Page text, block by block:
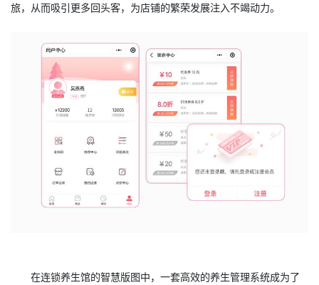
旅，从而吸引更多回头客，为店铺的繁荣发展注入不竭动力。
在连锁养生馆的智慧版图中，一套高效的养生管理系统成为了